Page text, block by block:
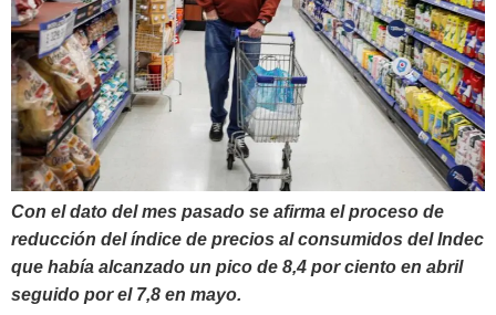
Con el dato del mes pasado se afirma el proceso de
reducción del índice de precios al consumidos del Indec
que había alcanzado un pico de 8,4 por ciento en abril
seguido por el 7,8 en mayo.